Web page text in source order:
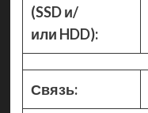
(SSD и/
или HDD):
Связь: